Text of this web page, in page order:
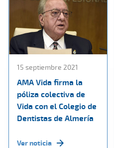
15 septiembre 2021
AMA Vida firma la
póliza colectiva de
Vida con el Colegio de
Dentistas de Almería
Ver noticia